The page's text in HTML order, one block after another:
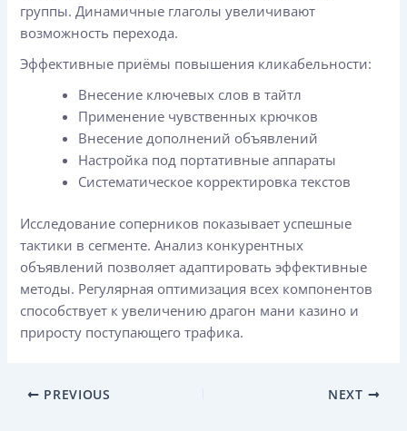
группы. Динамичные глаголы увеличивают
возможность перехода.
Эффективные приёмы повышения кликабельности:
Внесение ключевых слов в тайтл
Применение чувственных крючков
Внесение дополнений объявлений
Настройка под портативные аппараты
Систематическое корректировка текстов
Исследование соперников показывает успешные
тактики в сегменте. Анализ конкурентных
объявлений позволяет адаптировать эффективные
методы. Регулярная оптимизация всех компонентов
способствует к увеличению драгон мани казино и
приросту поступающего трафика.
PREVIOUS NEXT